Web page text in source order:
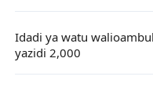
Idadi ya watu
yazidi 2,000